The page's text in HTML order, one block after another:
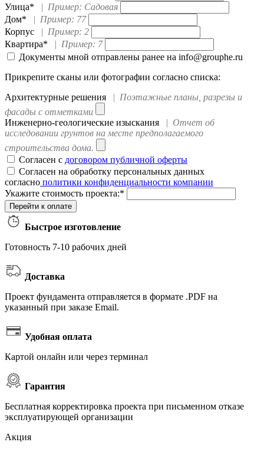
Улица*
| Пример: Садовая
Дом*
| Пример: 77
Корпус
| Пример: 2
Квартира*
| Пример: 7
Документы мной отправлены ранее на info@grouphe.ru
Прикрепите сканы или фотографии согласно списка:
Архитектурные решения
| Поэтажные планы, разрезы и
фасады с отметками
Инженерно-геологические изыскания
| Отчет об
исследовании грунтов на месте предполагаемого
строительства дома.
Согласен с договором публичной оферты
Согласен на обработку персональных данных
согласно политики конфиденциальности компании
Укажите стоимость проекта:*
Быстрое изготовление
Готовность 7-10 рабочих дней
Доставка
Проект фундамента отправляется в формате .PDF на
указанный при заказе Email.
Удобная оплата
Картой онлайн или через терминал
Гарантия
Бесплатная корректировка проекта при письменном отказе
эксплуатирующей организации
Акция